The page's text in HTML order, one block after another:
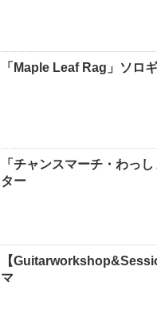
「Maple Leaf Rag」ソロ
「チャンスマーチ・わっ
ター
【
マ